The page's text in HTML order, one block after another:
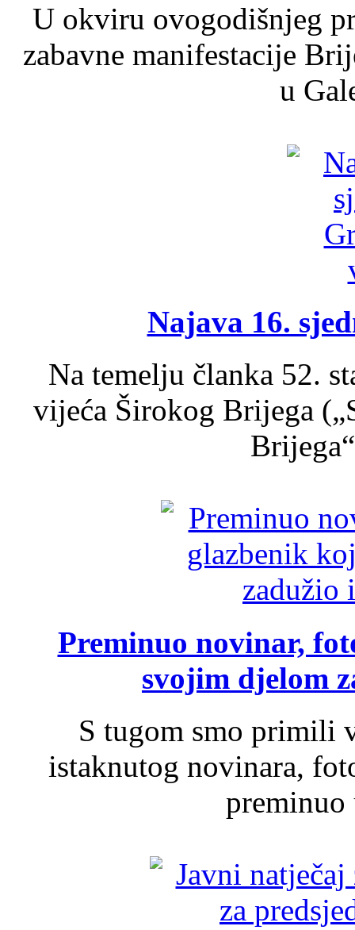
U okviru ovogodišnjeg
zabavne manifestacije
u
Najava 16.
Na temelju članka 52.
vijeća Širokog Brijega
Preminuo novinar,
svojim djelom
S tugom smo primili
istaknutog novinara,